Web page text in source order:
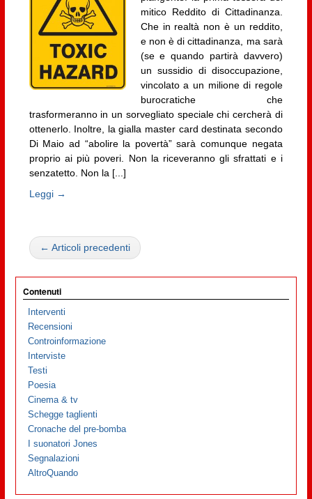
mitico Reddito di Cittadinanza.
Che in realtà non è un reddito,
e non è di cittadinanza, ma sarà
(se e quando partirà davvero)
un sussidio di disoccupazione,
vincolato a un milione di regole
burocratiche che
trasformeranno in un sorvegliato speciale chi cercherà di
ottenerlo. Inoltre, la gialla master card destinata secondo
Di Maio ad “abolire la povertà” sarà comunque negata
proprio ai più poveri. Non la riceveranno gli sfrattati e i
senzatetto. Non la [...]
Leggi →
← Articoli precedenti
Contenuti
Interventi
Recensioni
Controinformazione
Interviste
Testi
Poesia
Cinema & tv
Schegge taglienti
Cronache del pre-bomba
I suonatori Jones
Segnalazioni
AltroQuando